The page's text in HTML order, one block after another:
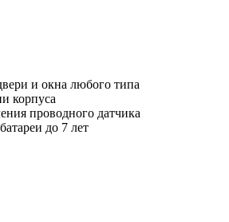
и окна любого типа
корпуса
проводного датчика
до 7 лет